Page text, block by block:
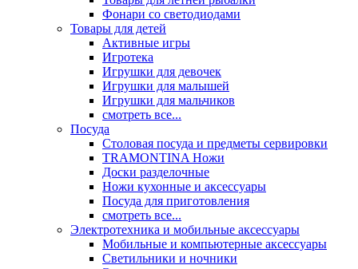
Фонари со светодиодами
Товары для детей
Активные игры
Игротека
Игрушки для девочек
Игрушки для малышей
Игрушки для мальчиков
смотреть все...
Посуда
Столовая посуда и предметы сервировки
TRAMONTINA Ножи
Доски разделочные
Ножи кухонные и аксессуары
Посуда для приготовления
смотреть все...
Электротехника и мобильные аксессуары
Мобильные и компьютерные аксессуары
Светильники и ночники